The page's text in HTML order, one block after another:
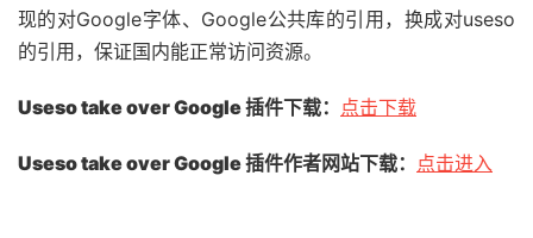
现的对Google字体、Google公共库的引用，换成对useso
的引用，保证国内能正常访问资源。
Useso take over Google插件下载： 点击下载
Useso take over Google插件作者网站下载： 点击进入